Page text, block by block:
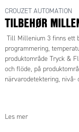
CROUZET AUTOMATION
TILBEHØR
Till Millenium 3 finns ett
programmering,
produktområde Tryck &
och flöde, på
närvarodetektering, nivå-
Les mer